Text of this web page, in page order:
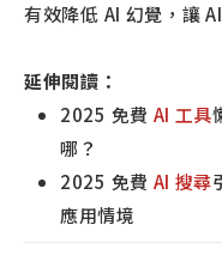
有效降低 AI 幻覺，讓
延伸閱讀：
2025 免費 AI 工具
哪？
2025 免費 AI 搜尋
應用情境